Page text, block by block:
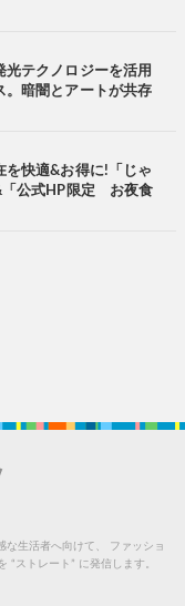
テクノロジーを活用
。暗闇とアートが共存
を快適&お得に!「じゃ
公式HP限定 お夜食
な生活者へ向けて、
ファッショ
“ストレート” に発信します。